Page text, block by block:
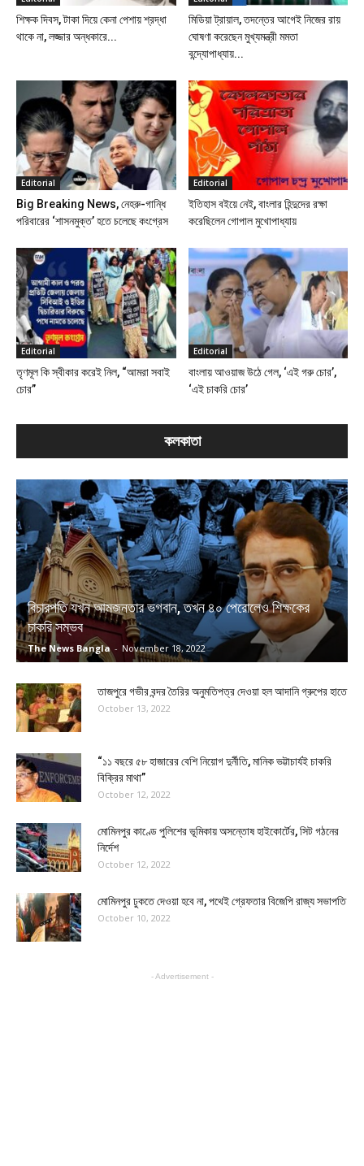
শিক্ষক দিবস, টাকা দিয়ে কেনা পেশায় শ্রদ্ধা
থাকে না, লজ্জার অন্ধকারে...
মিডিয়া ট্রায়াল, তদন্তের আগেই নিজের রায়
ঘোষণা করেছেন মুখ্যমন্ত্রী মমতা
বন্দ্যোপাধ্যায়...
Editorial
Big Breaking News, নেহরু-গান্ধি
পরিবারের ‘শাসনমুক্ত’ হতে চলেছে কংগ্রেস
Editorial
ইতিহাস বইয়ে নেই, বাংলার হিন্দুদের রক্ষা
করেছিলেন গোপাল মুখোপাধ্যায়
Editorial
তৃণমূল কি স্বীকার করেই নিল, “আমরা সবাই
চোর”
Editorial
বাংলায় আওয়াজ উঠে গেল, ‘এই গরু চোর’,
‘এই চাকরি চোর’
কলকাতা
বিচারপতি যখন আমজনতার ভগবান, তখন ৪০ পেরোলেও শিক্ষকের
চাকরি সম্ভব
The News Bangla - November 18, 2022
তাজপুরে গভীর বন্দর তৈরির অনুমতিপত্র দেওয়া হল আদানি গ্রুপের হাতে
October 13, 2022
“১১ বছরে ৫৮ হাজারের বেশি নিয়োগ দুর্নীতি, মানিক ভট্টাচার্যই চাকরি
বিক্রির মাথা”
October 12, 2022
মোমিনপুর কাণ্ডে পুলিশের ভূমিকায় অসন্তোষ হাইকোর্টের, সিট গঠনের
নির্দেশ
October 12, 2022
মোমিনপুর ঢুকতে দেওয়া হবে না, পথেই গ্রেফতার বিজেপি রাজ্য সভাপতি
October 10, 2022
- Advertisement -